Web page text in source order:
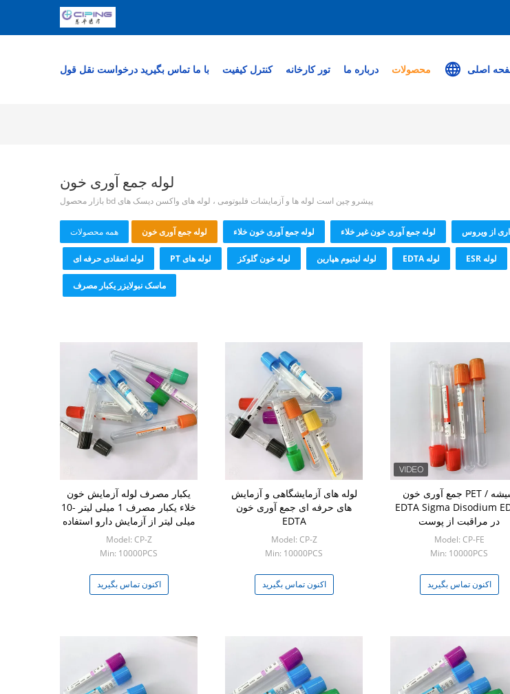
اصلی محصولات درباره ما تور کارخانه کنترل کیفیت با ما تماس بگیرید درخواست نقل قول
لوله جمع آوری خون
پیشرو چین است لوله ها و آزمایشات فلبوتومی ، لوله های واکسن دیسک های bd بازار محصول
همه محصولات لوله جمع آوری خون لوله جمع آوری خون خلاء لوله جمع آوری خون غیر خلاء از ویروس
لوله انعقادی حرفه ای لوله های PT لوله خون گلوکز لوله لیتیوم هپارین لوله EDTA لوله ESR
ماسک نبولایزر یکبار مصرف
یکبار مصرف لوله آزمایش خون
خلاء یکبار مصرف 1 میلی لیتر -10
میلی لیتر از آزمایش دارو استفاده
کنید
Model: CP-Z
Min: 10000PCS
اکنون تماس بگیرید
لوله های آزمایشگاهی و آزمایش
های حرفه ای جمع آوری خون
EDTA
Model: CP-Z
Min: 10000PCS
اکنون تماس بگیرید
شیشه / PET جمع آوری خون
EDTA Sigma Disodium
در مراقبت از پوست
Model: CP-FE
Min: 10000PCS
اکنون تماس بگیرید